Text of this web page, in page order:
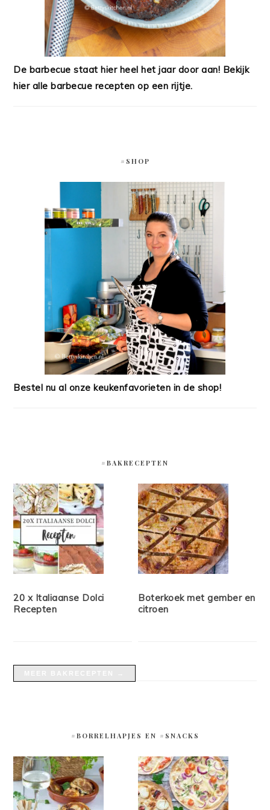
De barbecue staat hier heel het jaar door aan! Bekijk
hier alle barbecue recepten op een rijtje.
#SHOP
Bestel nu al onze keukenfavorieten in de shop!
#BAKRECEPTEN
20 x Italiaanse Dolci
Recepten
Boterkoek met gember en
citroen
#BORRELHAPJES EN #SNACKS